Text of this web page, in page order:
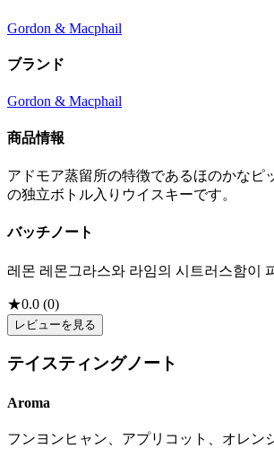
Gordon & Macphail
ブランド
Gordon & Macphail
商品情報
アドモア蒸留所の特徴であるほのかな
の独立ボトル入りウイスキーです。
バッチノート
레몬 레몬그라스와 라임의 시트러스함이
★0.0 (0)
レビューを見る
テイスティングノート
Aroma
フンヨンヒャン、アプリコット、オレン